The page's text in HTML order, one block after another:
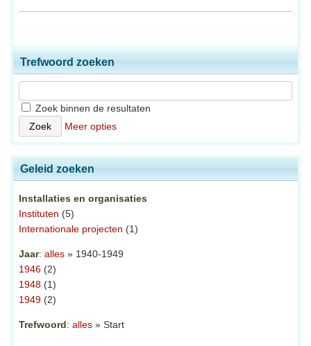
Trefwoord zoeken
Zoek binnen de resultaten
Meer opties
Geleid zoeken
Installaties en organisaties
Instituten (5)
Internationale projecten (1)
Jaar: alles » 1940-1949
1946 (2)
1948 (1)
1949 (2)
Trefwoord: alles » Start